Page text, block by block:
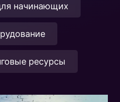
начинающих
ресурсы